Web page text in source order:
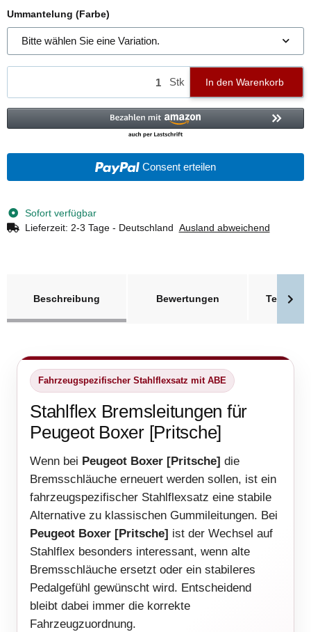
Ummantelung (Farbe)
Bitte wählen Sie eine Variation.
Stk In den Warenkorb
Consent erteilen
Sofort verfügbar
Lieferzeit: 2-3 Tage - Deutschland Ausland abweichend
Beschreibung
Bewertungen
Fahrzeugspezifischer Stahlflexsatz mit ABE
Stahlflex Bremsleitungen für
Peugeot Boxer [Pritsche]
Wenn bei Peugeot Boxer [Pritsche] die
Bremsschläuche erneuert werden sollen, ist ein
fahrzeugspezifischer Stahlflexsatz eine stabile
Alternative zu klassischen Gummileitungen. Bei
Peugeot Boxer [Pritsche] ist der Wechsel auf
Stahlflex besonders interessant, wenn alte
Bremsschläuche ersetzt oder ein stabileres
Pedalgefühl gewünscht wird. Entscheidend
bleibt dabei immer die korrekte
Fahrzeugzuordnung.